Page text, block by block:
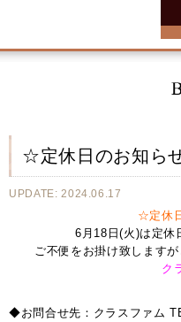
☆定休日のお知ら
UPDATE: 2024.06.17
☆定休
6月18日(火)は定休
ご不便をお掛け致します
ク
◆お問合せ先：クラスファム